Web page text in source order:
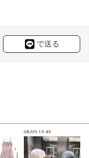
で送る
08/09 15:45